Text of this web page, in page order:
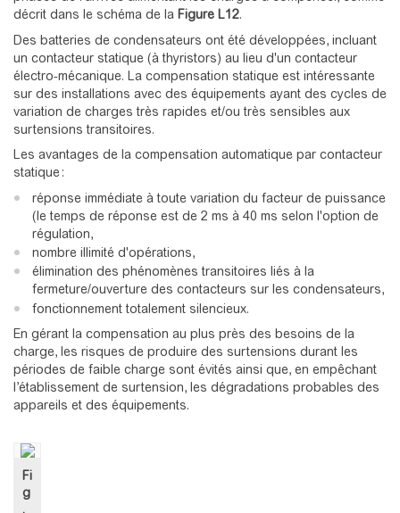
décrit dans le schéma de la Figure L12.
Des batteries de condensateurs ont été développées, incluant
un contacteur statique (à thyristors) au lieu d'un contacteur
électro-mécanique. La compensation statique est intéressante
sur des installations avec des équipements ayant des cycles de
variation de charges très rapides et/ou très sensibles aux
surtensions transitoires.
Les avantages de la compensation automatique par contacteur
statique :
réponse immédiate à toute variation du facteur de puissance
(le temps de réponse est de 2 ms à 40 ms selon l'option de
régulation,
nombre illimité d'opérations,
élimination des phénomènes transitoires liés à la
fermeture/ouverture des contacteurs sur les condensateurs,
fonctionnement totalement silencieux.
En gérant la compensation au plus près des besoins de la
charge, les risques de produire des surtensions durant les
périodes de faible charge sont évités ainsi que, en empêchant
l’établissement de surtension, les dégradations probables des
appareils et des équipements.
Fi
g
.